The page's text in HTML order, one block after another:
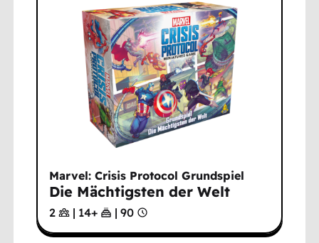
Marvel: Crisis Protocol Grundspiel
Die Mächtigsten der Welt
2 | 14+ | 90